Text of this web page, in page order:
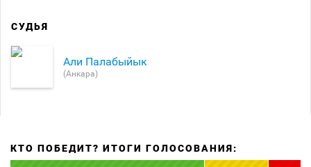
СУДЬЯ
Али Палабыйык
(Анкара)
КТО ПОБЕДИТ? ИТОГИ ГОЛОСОВАНИЯ: